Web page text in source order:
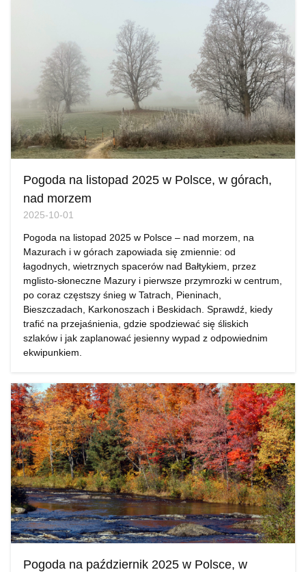
Pogoda na listopad 2025 w Polsce, w górach,
nad morzem
2025-10-01
Pogoda na listopad 2025 w Polsce – nad morzem, na
Mazurach i w górach zapowiada się zmiennie: od
łagodnych, wietrznych spacerów nad Bałtykiem, przez
mglisto-słoneczne Mazury i pierwsze przymrozki w centrum,
po coraz częstszy śnieg w Tatrach, Pieninach,
Bieszczadach, Karkonoszach i Beskidach. Sprawdź, kiedy
trafić na przejaśnienia, gdzie spodziewać się śliskich
szlaków i jak zaplanować jesienny wypad z odpowiednim
ekwipunkiem.
Pogoda na październik 2025 w Polsce, w